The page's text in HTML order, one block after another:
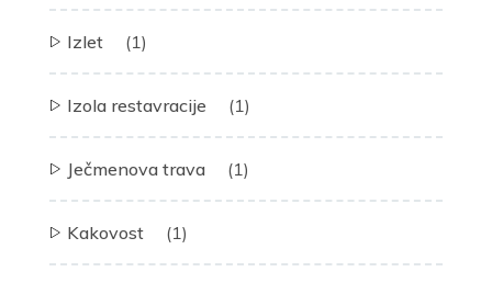
Izlet (1)
Izola restavracije (1)
Ječmenova trava (1)
Kakovost (1)